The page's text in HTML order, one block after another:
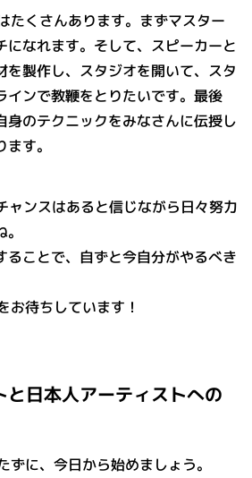
たくさんあります。まずマスター
になれます。そして、スピーカーと
を製作し、スタジオを開いて、スタ
インで教鞭をとりたいです。最後
身のテクニックをみなさんに伝授し
す。
ンスはあると信じながら日々努力
ることで、自ずと今自分がやるべき
待ちしています！
と日本人アーティストへの
に、今日から始めましょう。